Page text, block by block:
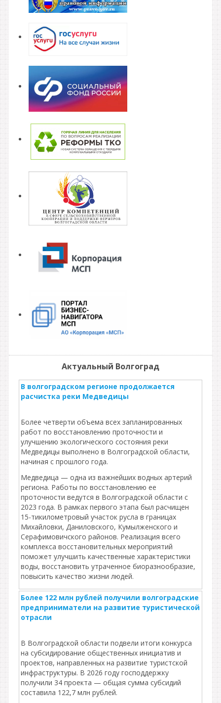
Актуальный Волгоград
В волгоградском регионе продолжается
расчистка реки Медведицы
Более четверти объема всех запланированных
работ по восстановлению проточности и
улучшению экологического состояния реки
Медведицы выполнено в Волгоградской области,
начиная с прошлого года.
Медведица — одна из важнейших водных артерий
региона. Работы по восстановлению ее
проточности ведутся в Волгоградской области с
2023 года. В рамках первого этапа был расчищен
15-тикилометровый участок русла в границах
Михайловки, Даниловского, Кумылженского и
Серафимовичского районов. Реализация всего
комплекса восстановительных мероприятий
поможет улучшить качественные характеристики
воды, восстановить утраченное биоразнообразие,
повысить качество жизни людей.
Более 122 млн рублей получили волгоградские
предприниматели на развитие туристической
отрасли
В Волгоградской области подвели итоги конкурса
на субсидирование общественных инициатив и
проектов, направленных на развитие туристской
инфраструктуры. В 2026 году господдержку
получили 34 проекта — общая сумма субсидий
составила 122,7 млн рублей.